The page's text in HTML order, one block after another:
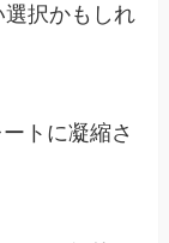
選択かもしれ
トに凝縮さ